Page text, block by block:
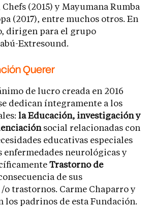
(2015) y Mayumana Rumba
(2017), entre muchos otros. En
dirigen para el grupo
Extresound.
Querer
de lucro creada en 2016
dedican íntegramente a los
la Educación, investigación y
social relacionadas con
educativas especiales
enfermedades neurológicas y
Trastorno de
de sus
o trastornos. Carme Chaparro y
los padrinos de esta Fundación.